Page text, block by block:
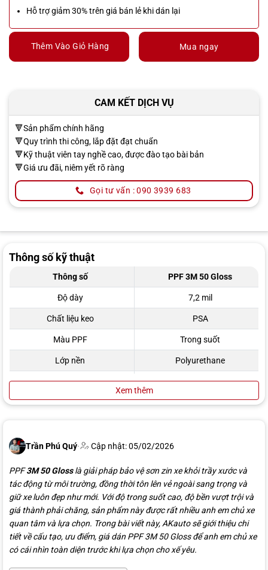
Hỗ trợ giảm 30% trên giá bán lẻ khi dán lại
Thêm Vào Giỏ Hàng Mua ngay
CAM KẾT DỊCH VỤ
🔻Sản phẩm chính hãng
🔻Quy trình thi công, lắp đặt đạt chuẩn
🔻Kỹ thuật viên tay nghề cao, được đào tạo bài bản
🔻Giá ưu đãi, niêm yết rõ ràng
Gọi tư vấn : 090 3939 683
Trần Phú Quý· Cập nhật: 05/02/2026
PPF3M 50 Glosslà giải pháp bảo vệ sơn zin xe khỏi trầy xước và
tác động từ môi trường, đồng thời tôn lên vẻ ngoài sang trọng và
giữ xe luôn đẹp như mới. Với độ trong suốt cao, độ bền vượt trội và
giá thành phải chăng, sản phẩm này được rất nhiều anh em chủ xe
quan tâm và lựa chọn. Trong bài viết này, AKauto sẽ giới thiệu chi
tiết về cấu tạo, ưu điểm, giá dán PPF 3M 50 Gloss để anh em chủ xe
có cái nhìn toàn diện trước khi lựa chọn cho xế yêu.
Thông số kỹ thuật
Thông số PPF 3M 50 Gloss
Độ dày 7,2 mil
Chất liệu keo PSA
Màu PPF Trong suốt
Lớp nền Polyurethane
Lớp phủ
Lớp topcoat bóng
Xem thêm